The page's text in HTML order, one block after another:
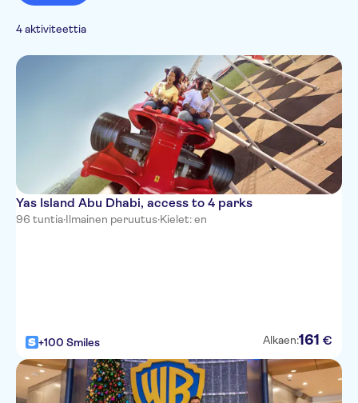
4 aktiviteettia
Yas Island Abu Dhabi, access to 4 parks
96 tuntia·Ilmainen peruutus·Kielet: en
+100 Smiles Alkaen:161 €